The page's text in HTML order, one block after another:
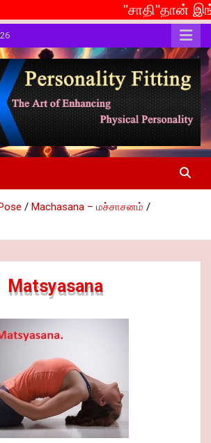
"சாதி"தான் இங்கு சமூகம்
Fitting
Physical Personality
Machasana – மச்சாசனம்
Matsyasana